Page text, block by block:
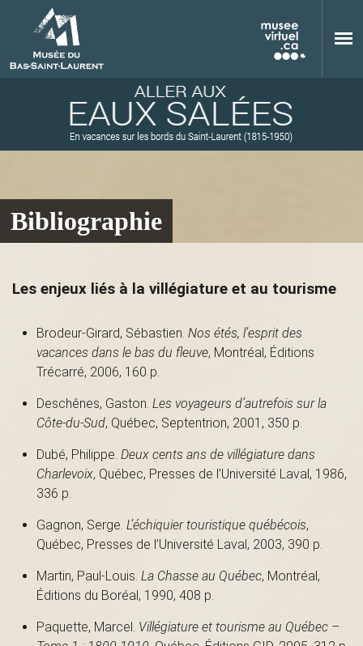
M
Bibliographie
Les enjeux liés à la villégiature et au tourisme
Brodeur-Girard, Sébastien. Nos étés, l’esprit des
vacances dans le bas du fleuve, Montréal, Éditions
Trécarré, 2006, 160 p.
Deschênes, Gaston. Les voyageurs d’autrefois sur la
Côte-du-Sud, Québec, Septentrion, 2001, 350 p.
Dubé, Philippe. Deux cents ans de villégiature dans
Charlevoix, Québec, Presses de l’Université Laval, 1986,
336 p.
Gagnon, Serge. L’échiquier touristique québécois,
Québec, Presses de l’Université Laval, 2003, 390 p.
Martin, Paul-Louis. La Chasse au Québec, Montréal,
Éditions du Boréal, 1990, 408 p.
Paquette, Marcel. Villégiature et tourisme au Québec –